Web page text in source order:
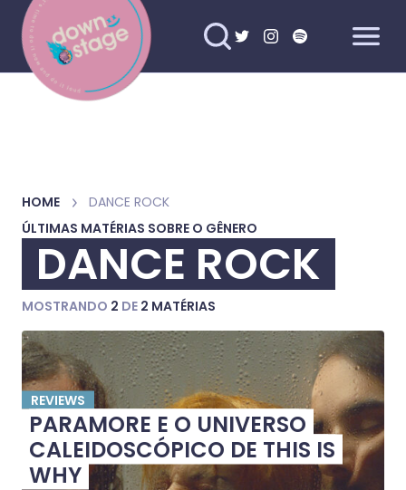
HOME
DANCE ROCK
ÚLTIMAS MATÉRIAS SOBRE O GÊNERO
DANCE ROCK
MOSTRANDO 2 DE 2 MATÉRIAS
REVIEWS
PARAMORE E O UNIVERSO
CALEIDOSCÓPICO DE THIS IS
WHY